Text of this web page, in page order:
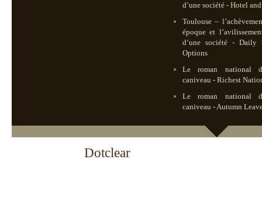
d’une société - Hotel
Toulouse –
époque et
d’une société - Daily
Options
Le roman national
caniveau - Richest
Le roman national
caniveau - Autumn
Dotclear